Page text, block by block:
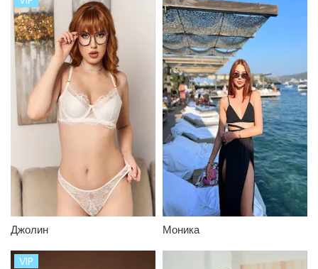
Порнозвезда
Порно-звезда
Не порно-звезда
Страна
Цвет волос
Языки
Размер груди
Киску бреет
Джолин Моника
VIP